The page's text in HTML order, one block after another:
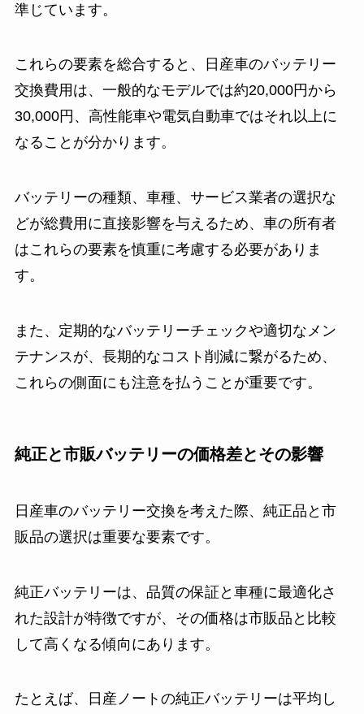
準じています。
これらの要素を総合すると、日産車のバッテリー
交換費用は、一般的なモデルでは約20,000円から
30,000円、高性能車や電気自動車ではそれ以上に
なることが分かります。
バッテリーの種類、車種、サービス業者の選択な
どが総費用に直接影響を与えるため、車の所有者
はこれらの要素を慎重に考慮する必要がありま
す。
また、定期的なバッテリーチェックや適切なメン
テナンスが、長期的なコスト削減に繋がるため、
これらの側面にも注意を払うことが重要です。
純正と市販バッテリーの価格差とその影響
日産車のバッテリー交換を考えた際、純正品と市
販品の選択は重要な要素です。
純正バッテリーは、品質の保証と車種に最適化さ
れた設計が特徴ですが、その価格は市販品と比較
して高くなる傾向にあります。
たとえば、日産ノートの純正バッテリーは平均し